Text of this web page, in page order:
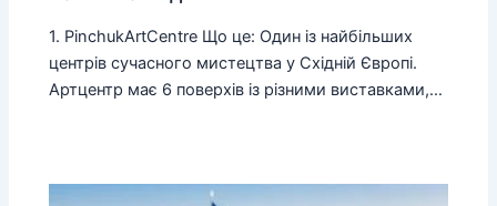
1. PinchukArtCentre Що це: Один із найбільших
центрів сучасного мистецтва у Східній Європі.
Артцентр має 6 поверхів із різними виставками,…